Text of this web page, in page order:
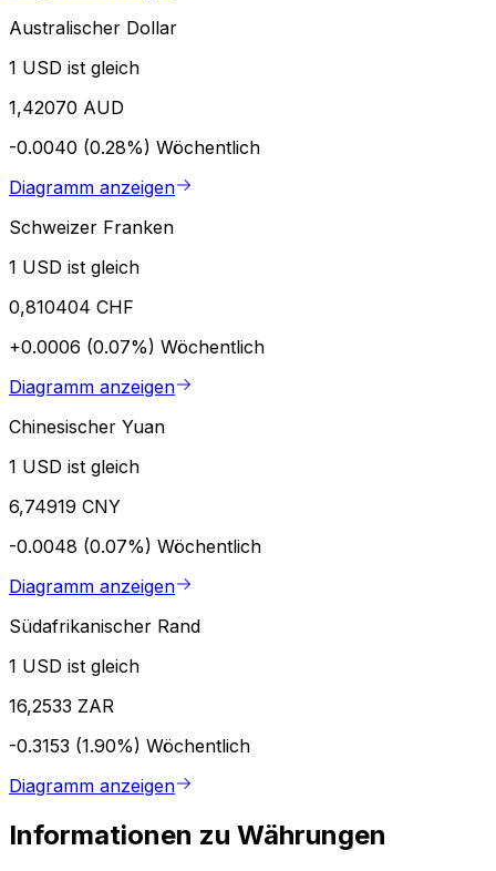
Australischer Dollar
1 USD ist gleich
1,42070 AUD
-0.0040 (0.28%) Wöchentlich
Diagramm anzeigen
Schweizer Franken
1 USD ist gleich
0,810404 CHF
+0.0006 (0.07%) Wöchentlich
Diagramm anzeigen
Chinesischer Yuan
1 USD ist gleich
6,74919 CNY
-0.0048 (0.07%) Wöchentlich
Diagramm anzeigen
Südafrikanischer Rand
1 USD ist gleich
16,2533 ZAR
-0.3153 (1.90%) Wöchentlich
Diagramm anzeigen
Informationen zu Währungen